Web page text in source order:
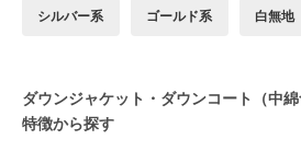
シルバー系 ゴールド系 白無地
ダウンジャケット・ダウンコート（中
特徴から探す